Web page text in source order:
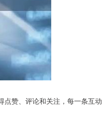
点赞、评论和关注，每一条互动